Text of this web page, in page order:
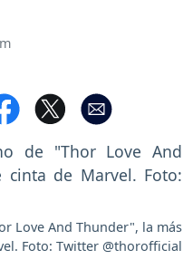
Love And Thunder", la más
Foto: Twitter @thorofficial